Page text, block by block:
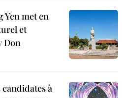
Yen met en
et
Don
à